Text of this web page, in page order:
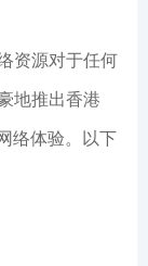
资源对于任何
地推出香港
络体验。以下